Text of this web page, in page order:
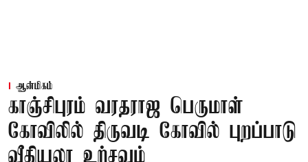
ஆன்மிகம்
காஞ்சிபுரம் வரதராஜ பெருமாள்
கோவிலில் திருவடி கோவில் புறப்பாடு
வீதியுலா உற்சவம்